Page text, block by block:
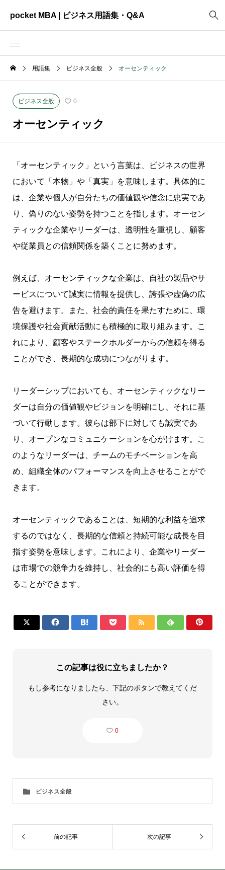
pocket MBA | ビジネス用語集・Q&A
ビジネス全般
資料作成
用語集 ビジネス全般 オーセンティック
ビジネス全般 0
オーセンティック
「オーセンティック」という言葉は、ビジネスの世界
において「本物」や「真実」を意味します。具体的に
は、企業や個人が自分たちの価値観や信念に忠実であ
り、偽りのない姿勢を持つことを指します。オーセン
ティックな企業やリーダーは、透明性を重視し、顧客
や従業員との信頼関係を築くことに努めます。
例えば、オーセンティックな企業は、自社の製品やサ
ービスについて誠実に情報を提供し、誇張や虚偽の広
告を避けます。また、社会的責任を果たすために、環
境保護や社会貢献活動にも積極的に取り組みます。こ
れにより、顧客やステークホルダーからの信頼を得る
ことができ、長期的な成功につながります。
リーダーシップにおいても、オーセンティックなリー
ダーは自分の価値観やビジョンを明確にし、それに基
づいて行動します。彼らは部下に対しても誠実であ
り、オープンなコミュニケーションを心がけます。こ
のようなリーダーは、チームのモチベーションを高
め、組織全体のパフォーマンスを向上させることがで
きます。
オーセンティックであることは、短期的な利益を追求
するのではなく、長期的な信頼と持続可能な成長を目
指す姿勢を意味します。これにより、企業やリーダー
は市場での競争力を維持し、社会的にも高い評価を得
ることができます。
      
この記事は役に立ちましたか？
もし参考になりましたら、下記のボタンで教えてくだ
さい。
0
ビジネス全般
前の記事 次の記事